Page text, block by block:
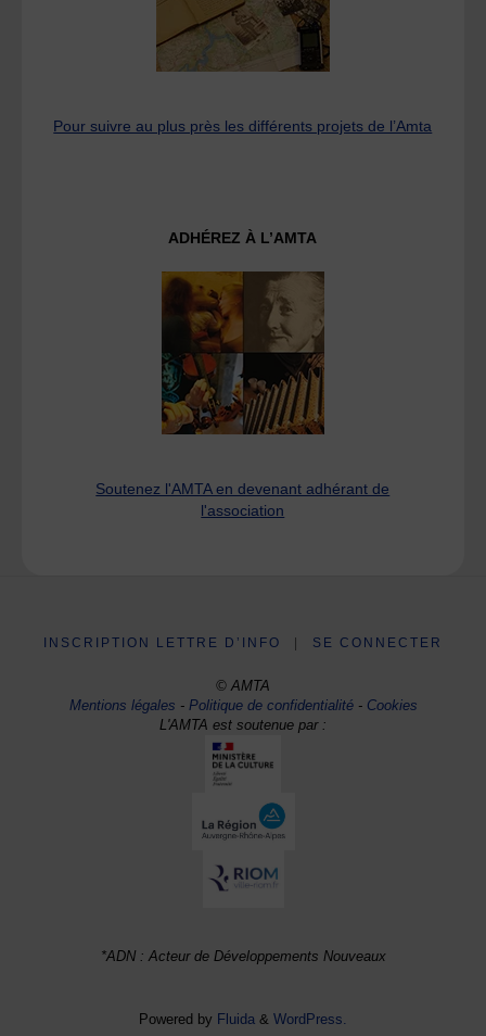
Pour suivre au plus près les différents projets de l’Amta
ADHÉREZ À L’AMTA
Soutenez l'AMTA en devenant adhérant de
l'association
INSCRIPTION LETTRE D’INFO SE CONNECTER
© AMTA
Mentions légales -Politique de confidentialité- Cookies
L'AMTA est soutenue par :
*ADN : Acteur de Développements Nouveaux
Powered by Fluida & WordPress.